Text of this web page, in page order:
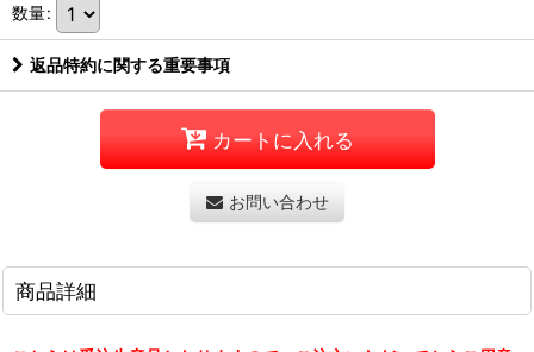
数量:
返品特約に関する重要事項
カートに入れる
お問い合わせ
商品詳細